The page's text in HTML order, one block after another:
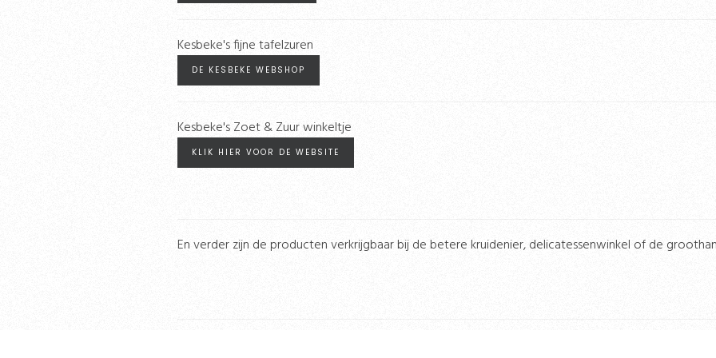
Kesbeke's fijne tafelzuren
DE KESBEKE WEBSHOP
Kesbeke's Zoet & Zuur winkeltje
KLIK HIER VOOR DE WEBSITE
En verder zijn de producten verkrijgbaar bij de betere kruidenier, delicatessenwinkel of de